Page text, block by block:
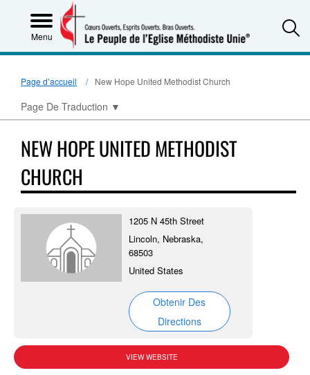
Menu
Page d’accueil New Hope United Methodist Church
Page De Traduction ▼
NEW HOPE UNITED METHODIST
CHURCH
1205 N 45th Street
Lincoln, Nebraska,
68503
United States
Obtenir Des
Directions
VIEW WEBSITE